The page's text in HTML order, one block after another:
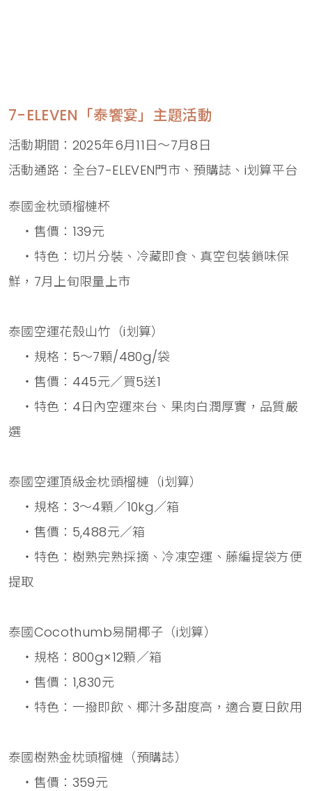
7-ELEVEN「泰饗宴」主題活動
活動期間：2025年6月11日～7月8日
活動通路：全台7-ELEVEN門市、預購誌、i划算平台
泰國金枕頭榴槤杯
・售價：139元
・特色：切片分裝、冷藏即食、真空包裝鎖味保
鮮，7月上旬限量上市
泰國空運花殼山竹（i划算）
・規格：5～7顆/480g/袋
・售價：445元／買5送1
・特色：4日內空運來台、果肉白潤厚實，品質嚴
選
泰國空運頂級金枕頭榴槤（i划算）
・規格：3～4顆／10kg／箱
・售價：5,488元／箱
・特色：樹熟完熟採摘、冷凍空運、藤編提袋方便
提取
泰國Cocothumb易開椰子（i划算）
・規格：800g×12顆／箱
・售價：1,830元
・特色：一撥即飲、椰汁多甜度高，適合夏日飲用
泰國樹熟金枕頭榴槤（預購誌）
・售價：359元